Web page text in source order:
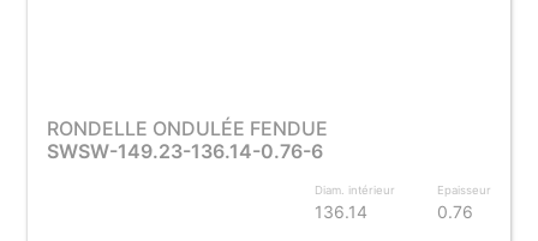
RONDELLE ONDULÉE FENDUE
SWSW-149.23-136.14-0.76-6
Diam. intérieur
136.14
Epaisseur
0.76